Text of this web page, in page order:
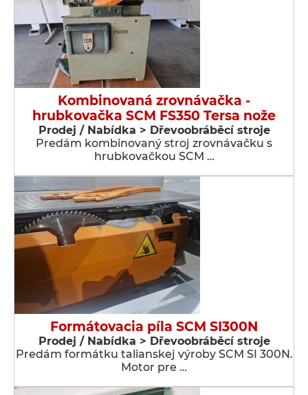
Kombinovaná zrovnávačka -
hrubkovačka SCM FS350 Tersa nože
Prodej / Nabídka > Dřevoobráběcí stroje
Predám kombinovaný stroj zrovnávačku s
hrubkovačkou SCM …
Formátovacia píla SCM SI300N
Prodej / Nabídka > Dřevoobráběcí stroje
Predám formátku talianskej výroby SCM SI 300N.
Motor pre …